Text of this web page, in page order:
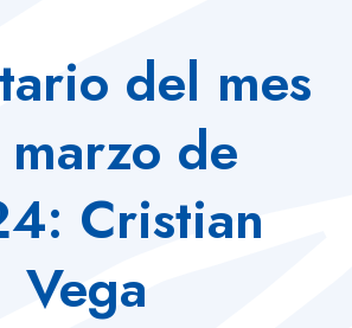
del mes
de
Cristian
Vega